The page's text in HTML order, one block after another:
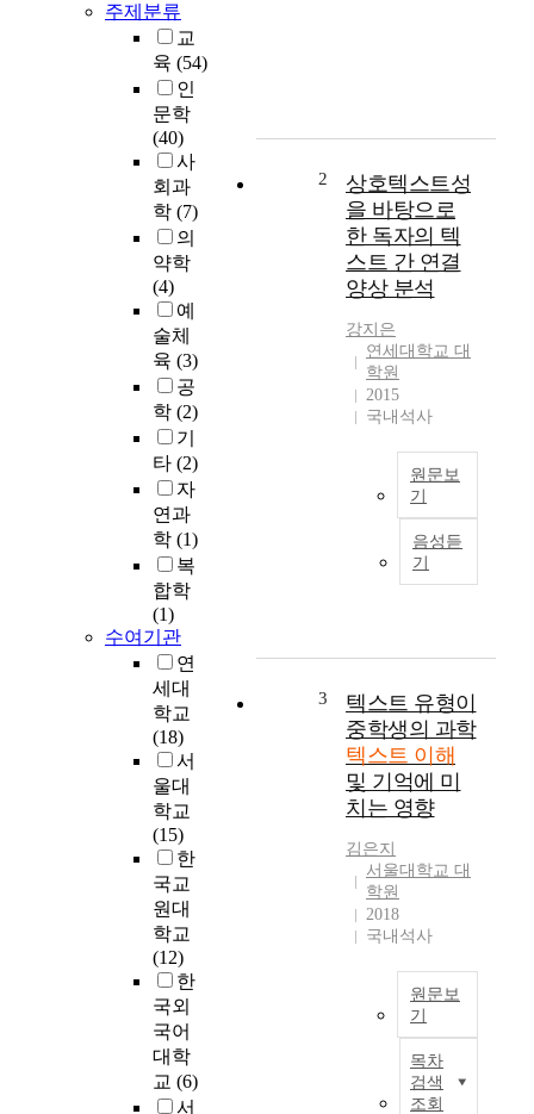
주제분류
교
육 (54)
인
문학
(40)
사
회과
학 (7)
의
약학
(4)
예
술체
육 (3)
공
학 (2)
기
타 (2)
자
연과
학 (1)
복
합학
(1)
수여기관
연
세대
학교
(18)
서
울대
학교
(15)
한
국교
원대
학교
(12)
한
국외
국어
대학
교 (6)
서
2
상호텍스트성
을 바탕으로
한 독자의 텍
스트 간 연결
양상 분석
강지은
연세대학교 대
학원
2015
국내석사
원문보
기
음성듣
기
3
텍스트 유형이
중학생의 과학
텍스트 이해
및 기억에 미
치는 영향
김은지
서울대학교 대
학원
2018
국내석사
원문보
기
목차
검색
조회